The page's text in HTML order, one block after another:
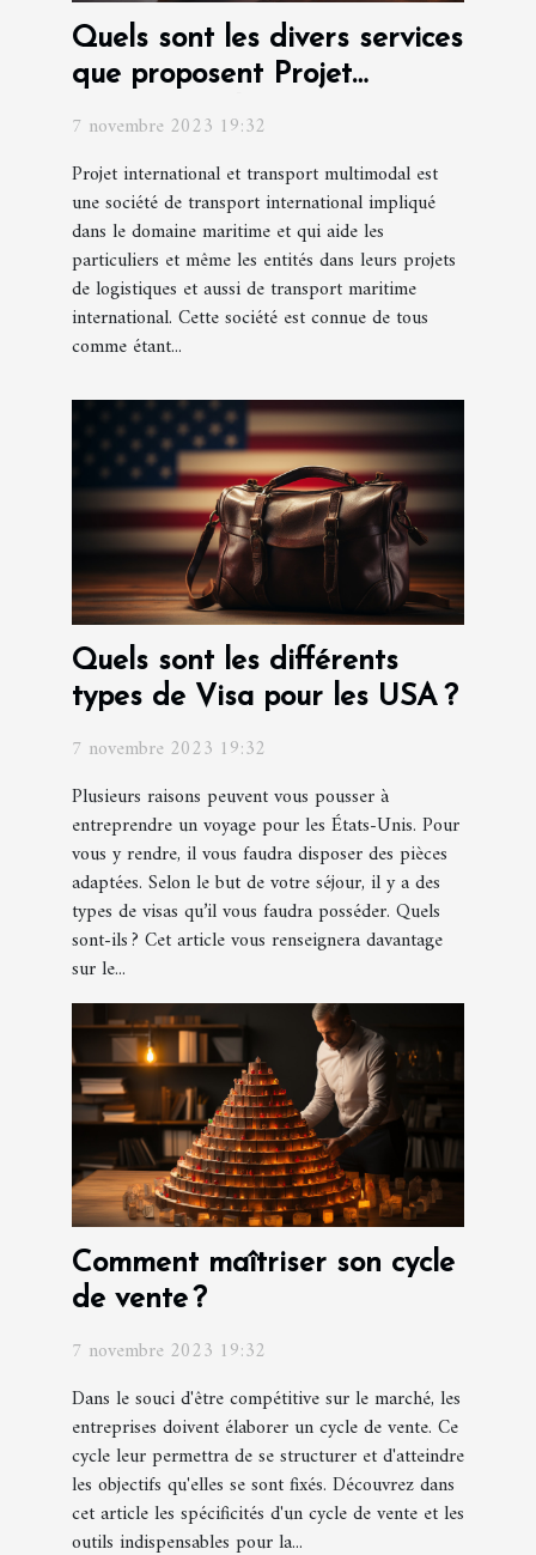
Quels sont les divers services
que proposent Projet
international et transport
7 novembre 2023 19:32
Projet international et transport multimodal est
une société de transport international impliqué
dans le domaine maritime et qui aide les
particuliers et même les entités dans leurs projets
de logistiques et aussi de transport maritime
international. Cette société est connue de tous
comme étant...
Quels sont les différents
types de Visa pour les USA ?
7 novembre 2023 19:32
Plusieurs raisons peuvent vous pousser à
entreprendre un voyage pour les États-Unis. Pour
vous y rendre, il vous faudra disposer des pièces
adaptées. Selon le but de votre séjour, il y a des
types de visas qu’il vous faudra posséder. Quels
sont-ils ? Cet article vous renseignera davantage
sur le...
Comment maîtriser son cycle
de vente ?
7 novembre 2023 19:32
Dans le souci d'être compétitive sur le marché, les
entreprises doivent élaborer un cycle de vente. Ce
cycle leur permettra de se structurer et d'atteindre
les objectifs qu'elles se sont fixés. Découvrez dans
cet article les spécificités d'un cycle de vente et les
outils indispensables pour la...